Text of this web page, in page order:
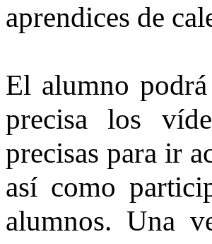
aprendices de
El alumno
precisa los
precisas para ir
así como
alumnos. Una